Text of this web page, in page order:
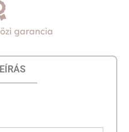
garancia